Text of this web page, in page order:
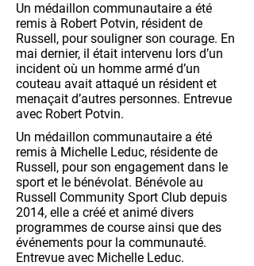
Un médaillon communautaire a été
remis à Robert Potvin, résident de
Russell, pour souligner son courage. En
mai dernier, il était intervenu lors d’un
incident où un homme armé d’un
couteau avait attaqué un résident et
menaçait d’autres personnes. Entrevue
avec Robert Potvin.
Un médaillon communautaire a été
remis à Michelle Leduc, résidente de
Russell, pour son engagement dans le
sport et le bénévolat. Bénévole au
Russell Community Sport Club depuis
2014, elle a créé et animé divers
programmes de course ainsi que des
événements pour la communauté.
Entrevue avec Michelle Leduc.